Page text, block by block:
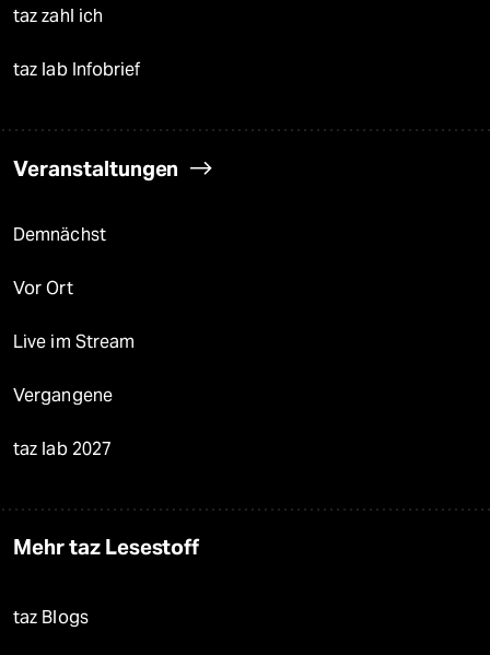
taz zahl ich
taz lab Infobrief
Veranstaltungen
Demnächst
Vor Ort
Live im Stream
Vergangene
taz lab 2027
Mehr taz Lesestoff
taz Blogs